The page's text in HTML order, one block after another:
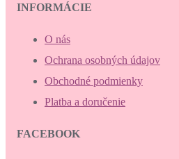
INFORMÁCIE
O nás
Ochrana osobných údajov
Obchodné podmienky
Platba a doručenie
FACEBOOK